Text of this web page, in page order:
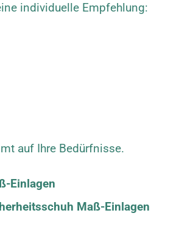
individuelle Empfehlung:
auf Ihre Bedürfnisse.
Einlagen
Maß-Einlagen